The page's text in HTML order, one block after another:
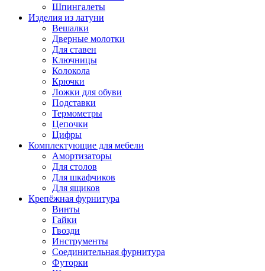
Шпингалеты
Изделия из латуни
Вешалки
Дверные молотки
Для ставен
Ключницы
Колокола
Крючки
Ложки для обуви
Подставки
Термометры
Цепочки
Цифры
Комплектующие для мебели
Амортизаторы
Для столов
Для шкафчиков
Для ящиков
Крепёжная фурнитура
Винты
Гайки
Гвозди
Инструменты
Соединительная фурнитура
Футорки